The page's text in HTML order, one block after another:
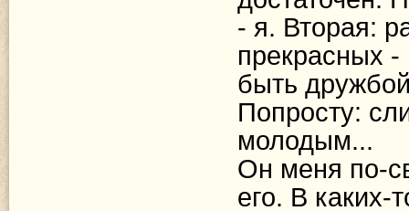
- я. Вторая:
прекрасных
быть
Попросту:
молодым...
Он меня по-
его. В каких-